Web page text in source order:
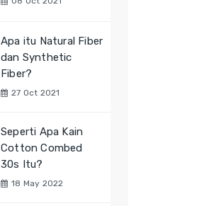
Apa itu Natural Fiber
dan Synthetic
Fiber?
27 Oct 2021
Seperti Apa Kain
Cotton Combed
30s Itu?
18 May 2022